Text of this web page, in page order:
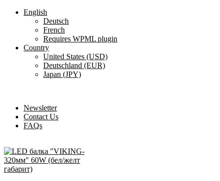
English
Deutsch
French
Requires WPML plugin
Country
United States (USD)
Deutschland (EUR)
Japan (JPY)
Newsletter
Contact Us
FAQs